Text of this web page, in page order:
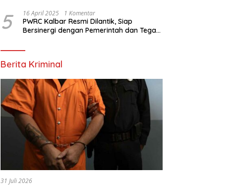
5 16 April 2025 1 Komentar
PWRC Kalbar Resmi Dilantik, Siap
Bersinergi dengan Pemerintah dan Tegas
Berita Kriminal
31 Juli 2026